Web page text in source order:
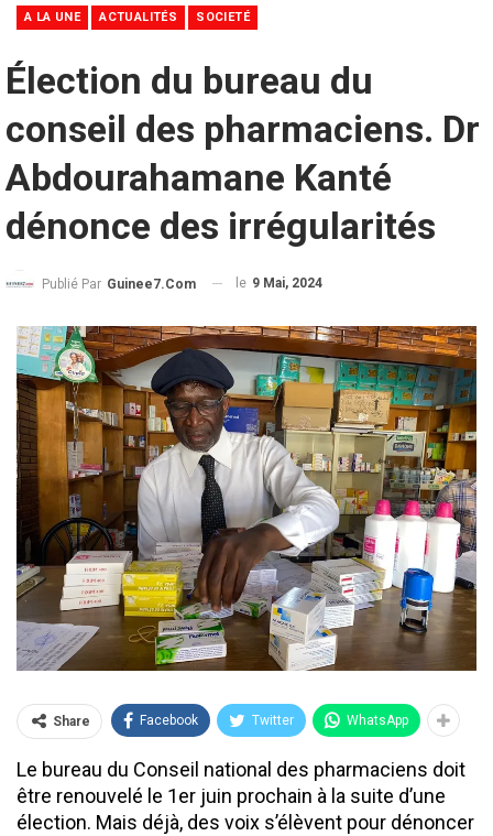
A LA UNE ACTUALITÉS SOCIETÉ
Élection du bureau du
conseil des pharmaciens. Dr
Abdourahamane Kanté
dénonce des irrégularités
Publié Par Guinee7.com le 9 Mai, 2024
Share Facebook Twitter WhatsApp
Le bureau du Conseil national des pharmaciens doit
être renouvelé le 1er juin prochain à la suite d’une
élection. Mais déjà, des voix s’élèvent pour dénoncer